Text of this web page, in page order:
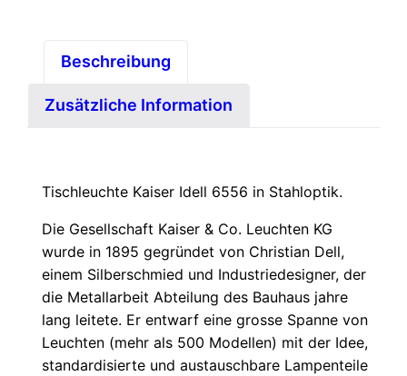
Beschreibung
Zusätzliche Information
Tischleuchte Kaiser Idell 6556 in Stahloptik.
Die Gesellschaft Kaiser & Co. Leuchten KG
wurde in 1895 gegründet von Christian Dell,
einem Silberschmied und Industriedesigner, der
die Metallarbeit Abteilung des Bauhaus jahre
lang leitete. Er entwarf eine grosse Spanne von
Leuchten (mehr als 500 Modellen) mit der Idee,
standardisierte und austauschbare Lampenteile